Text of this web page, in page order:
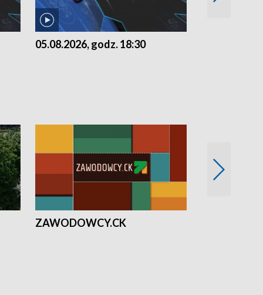
05.08.2026, godz. 18:30
ZAWODOWCY.CK